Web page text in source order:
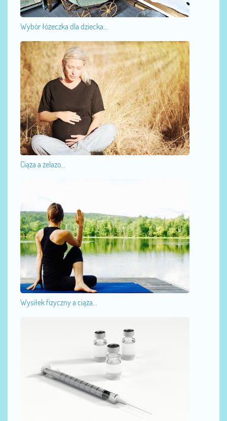
Wybór łóżeczka dla dziecka...
Ciąża a żelazo...
Wysiłek fizyczny a ciąża...